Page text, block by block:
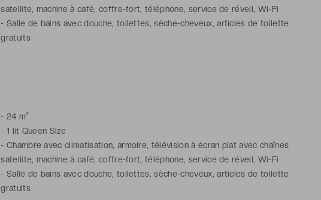
satellite, machine à café, coffre-fort, téléphone, service de réveil, Wi-Fi
- Salle de bains avec douche, toilettes, sèche-cheveux, articles de toilette
gratuits
- 24 m²
- 1 lit Queen Size
- Chambre avec climatisation, armoire, télévision à écran plat avec chaînes
satellite, machine à café, coffre-fort, téléphone, service de réveil, Wi-Fi
- Salle de bains avec douche, toilettes, sèche-cheveux, articles de toilette
gratuits